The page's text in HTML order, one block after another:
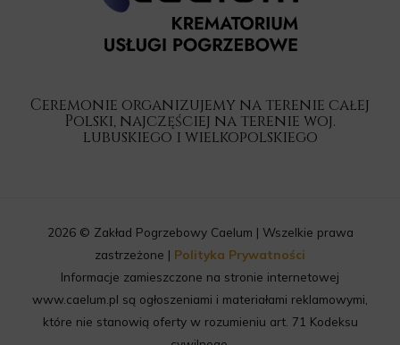
Ceremonie organizujemy na terenie całej
Polski, najczęściej na terenie woj.
lubuskiego i wielkopolskiego
2026 © Zakład Pogrzebowy Caelum | Wszelkie prawa
zastrzeżone | Polityka Prywatności
Informacje zamieszczone na stronie internetowej
www.caelum.pl są ogłoszeniami i materiałami reklamowymi,
które nie stanowią oferty w rozumieniu art. 71 Kodeksu